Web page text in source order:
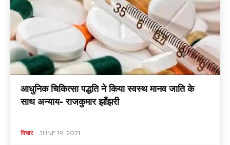
आधुनिक चिकित्सा पद्धति ने किया स्वस्थ मानव जाति के
साथ अन्याय- राजकुमार झाँझरी
विचार JUNE 19, 2021